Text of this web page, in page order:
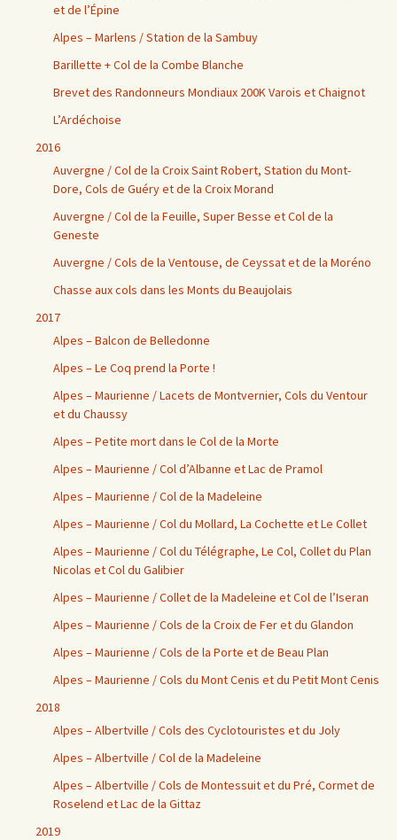
et de l’Épine
Alpes – Marlens / Station de la Sambuy
Barillette + Col de la Combe Blanche
Brevet des Randonneurs Mondiaux 200K Varois et Chaignot
L’Ardéchoise
2016
Auvergne / Col de la Croix Saint Robert, Station du Mont-
Dore, Cols de Guéry et de la Croix Morand
Auvergne / Col de la Feuille, Super Besse et Col de la
Geneste
Auvergne / Cols de la Ventouse, de Ceyssat et de la Moréno
Chasse aux cols dans les Monts du Beaujolais
2017
Alpes – Balcon de Belledonne
Alpes – Le Coq prend la Porte !
Alpes – Maurienne / Lacets de Montvernier, Cols du Ventour
et du Chaussy
Alpes – Petite mort dans le Col de la Morte
Alpes – Maurienne / Col d’Albanne et Lac de Pramol
Alpes – Maurienne / Col de la Madeleine
Alpes – Maurienne / Col du Mollard, La Cochette et Le Collet
Alpes – Maurienne / Col du Télégraphe, Le Col, Collet du Plan
Nicolas et Col du Galibier
Alpes – Maurienne / Collet de la Madeleine et Col de l’Iseran
Alpes – Maurienne / Cols de la Croix de Fer et du Glandon
Alpes – Maurienne / Cols de la Porte et de Beau Plan
Alpes – Maurienne / Cols du Mont Cenis et du Petit Mont Cenis
2018
Alpes – Albertville / Cols des Cyclotouristes et du Joly
Alpes – Albertville / Col de la Madeleine
Alpes – Albertville / Cols de Montessuit et du Pré, Cormet de
Roselend et Lac de la Gittaz
2019